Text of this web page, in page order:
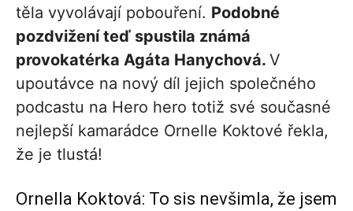
těla vyvolávají pobouření. Podobné
pozdvižení teď spustila známá
provokatérka Agáta Hanychová. V
upoutávce na nový díl jejich společného
podcastu na Hero hero totiž své současné
nejlepší kamarádce Ornelle Koktové řekla,
že je tlustá!
Ornella Koktová: To sis nevšimla, že jsem